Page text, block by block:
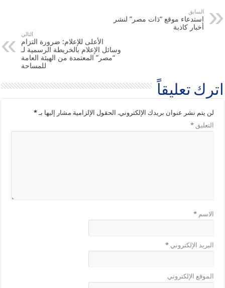
السابق
استدعاء موقع “ذات مصر” لنشر
أخبار كاذبة
التالي
الأعلى للإعلام: ضرورة التزام
وسائل الإعلام بالخريطة الرسمية لـ
“مصر” المعتمدة من الهيئة العامة
للمساحة
اترك تعليقاً
لن يتم نشر عنوان بريدك الإلكتروني. الحقول الإلزامية مشار إليها بـ*
التعليق*
الاسم*
البريد الإلكتروني*
الموقع الإلكتروني